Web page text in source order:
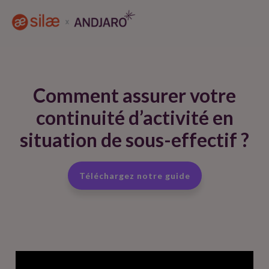
Comment assurer votre
continuité d’activité en
situation de sous-effectif ?​
Téléchargez notre guide